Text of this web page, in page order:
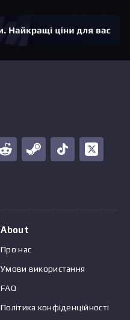
About
Про нас
Умови використання
FAQ
Політика конфіденційності